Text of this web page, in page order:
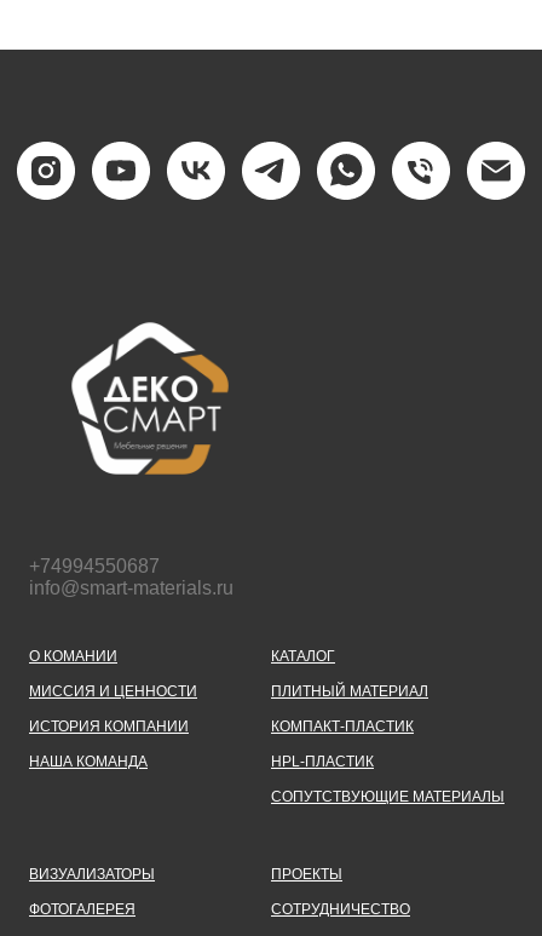
+74994550687
info@smart-materials.ru
О КОМАНИИ
МИССИЯ И ЦЕННОСТИ
ИСТОРИЯ КОМПАНИИ
НАША КОМАНДА
КАТАЛОГ
ПЛИТНЫЙ МАТЕРИАЛ
КОМПАКТ-ПЛАСТИК
HPL-ПЛАСТИК
СОПУТСТВУЮЩИЕ МАТЕРИАЛЫ
ВИЗУАЛИЗАТОРЫ
ФОТОГАЛЕРЕЯ
ПРОЕКТЫ
СОТРУДНИЧЕСТВО